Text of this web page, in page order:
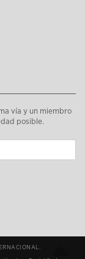
vía y un miembro
posible.